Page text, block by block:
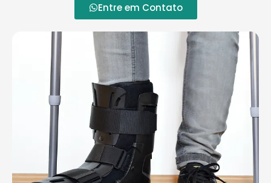
Entre em Contato